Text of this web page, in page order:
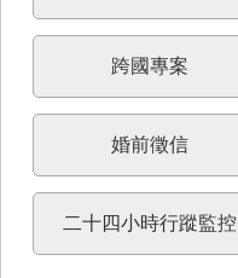
跨國專案
婚前徵信
二十四小時行蹤監控